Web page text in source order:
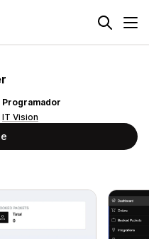
Programador
IT Vision